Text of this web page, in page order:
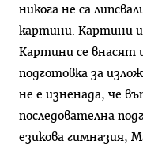
никога не са
картини. Картини
Картини се внасят
подготовка за
не е изненада, че
последователна
езикова гимназия,